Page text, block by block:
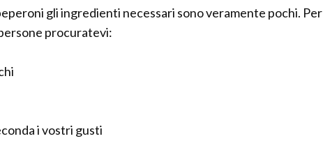
gli ingredienti necessari sono veramente pochi. Per
procuratevi:
i vostri gusti